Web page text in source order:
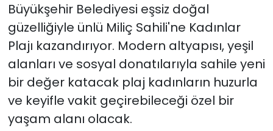
Büyükşehir Belediyesi eşsiz doğal
güzelliğiyle ünlü Miliç Sahili'ne Kadınlar
Plajı kazandırıyor. Modern altyapısı, yeşil
alanları ve sosyal donatılarıyla sahile yeni
bir değer katacak plaj kadınların huzurla
ve keyifle vakit geçirebileceği özel bir
yaşam alanı olacak.